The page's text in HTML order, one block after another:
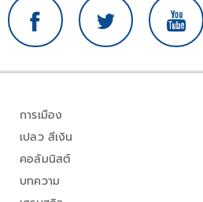
การเมือง
เปลว สีเงิน
คอลัมนิสต์
บทความ